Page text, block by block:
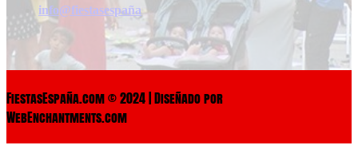
info@fiestasespaña
FiestasEspaña.com © 2024 | Diseñado por
WebEnchantments.com